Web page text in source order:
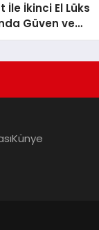
İle İkinci El Lüks
Güven ve
Künye